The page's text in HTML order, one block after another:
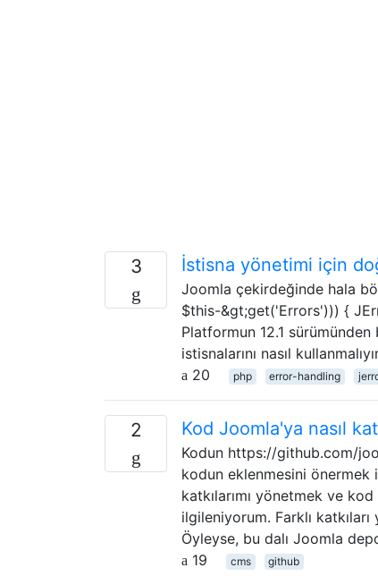
3 İstisna yönetimi için
Joomla çekirdeğinde hala
$this-&gt;get('Errors'))) {
Platformun 12.1 sürümünden
istisnalarını nasıl
20
php error-handling
2 Kod Joomla'ya nasıl
Kodun https://github.com/
kodun eklenmesini
katkılarımı yönetmek ve
ilgileniyorum. Farklı
Öyleyse, bu dalı Joomla
19
cms github